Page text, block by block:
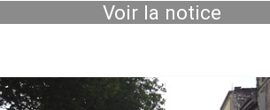
Voir la notice